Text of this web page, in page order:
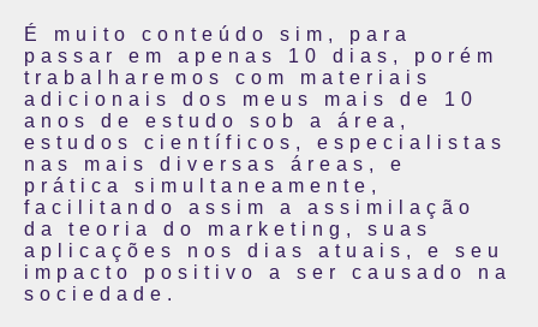
É muito conteúdo sim, para
passar em apenas 10 dias, porém
trabalharemos com materiais
adicionais dos meus mais de 10
anos de estudo sob a área,
estudos científicos, especialistas
nas mais diversas áreas, e
prática simultaneamente,
facilitando assim a assimilação
da teoria do marketing, suas
aplicações nos dias atuais, e seu
impacto positivo a ser causado na
sociedade.